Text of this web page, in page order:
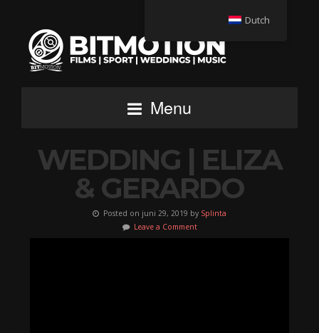
Menu
WEDDING | ELIZA
& GERARDO
Posted on juni 29, 2019 by Splinta
Leave a Comment
Dutch